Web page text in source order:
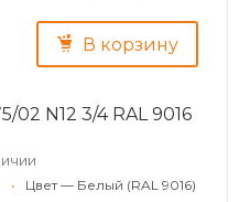
В корзину
02 N12 3/4 RAL 9016
•
Цвет — Белый (RAL 9016)